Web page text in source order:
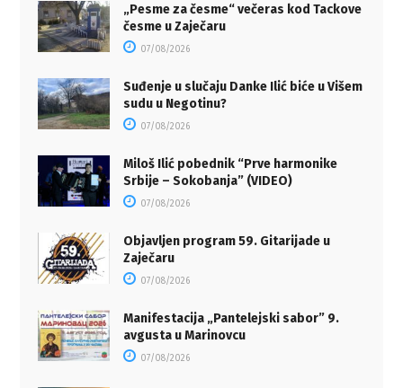
„Pesme za česme“ večeras kod Tackove
česme u Zaječaru
07/08/2026
Suđenje u slučaju Danke Ilić biće u Višem
sudu u Negotinu?
07/08/2026
Miloš Ilić pobednik “Prve harmonike
Srbije – Sokobanja” (VIDEO)
07/08/2026
Objavljen program 59. Gitarijade u
Zaječaru
07/08/2026
Manifestacija „Pantelejski sabor” 9.
avgusta u Marinovcu
07/08/2026